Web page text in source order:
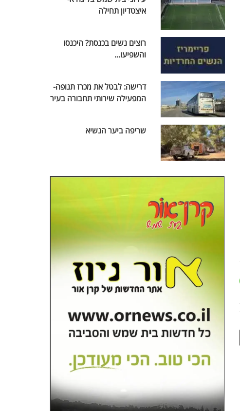
איצטדיון תחילה
רוצים נשים בכנסת? היכנסו
והשפיעו...
דרישה: לבטל את מכרז תנופה-
המפעילה שירותי תחבורה בעיר
שריפה ביער הנשיא